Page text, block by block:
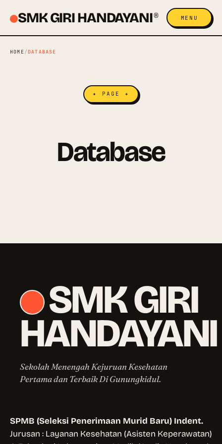
SMK GIRI HANDAYANI® MENU
HOME /DATABASE
✦ PAGE ✦
Database
SMK GIRI
HANDAYANI
Sekolah Menengah Kejuruan Kesehatan
Pertama dan Terbaik Di Gunungkidul.
SPMB (Seleksi Penerimaan Murid Baru) Indent.
Jurusan : Layanan Kesehatan (Asisten Keperawatan)